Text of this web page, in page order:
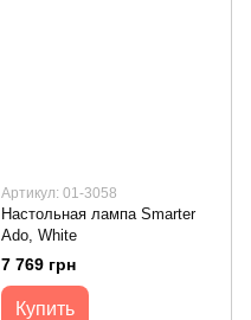
Артикул: 01-3058
Настольная лампа Smarter
Ado, White
7 769 грн
Купить